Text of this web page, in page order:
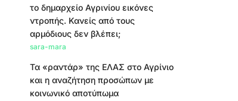
το δημαρχείο Αγρινίου εικόνες
ντροπής. Κανείς από τους
αρμόδιους δεν βλέπει;
sara-mara
Τα «ραντάρ» της ΕΛΑΣ στο Αγρίνιο
και η αναζήτηση προσώπων με
κοινωνικό αποτύπωμα